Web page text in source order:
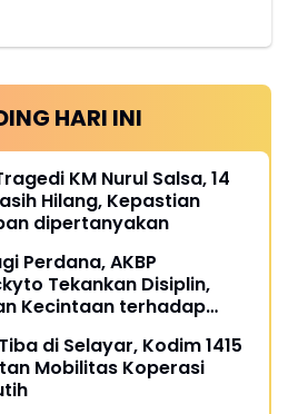
HARI INI
KM Nurul Salsa, 14
Hilang, Kepastian
dipertanyakan
Perdana, AKBP
Tekankan Disiplin,
Kecintaan terhadap
di Selayar, Kodim 1415
Mobilitas Koperasi